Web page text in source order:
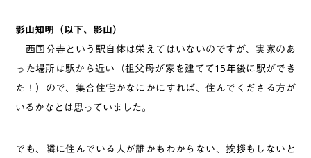
影山知明（以下、影山）
西国分寺という駅自体は栄えてはいないのですが、実家のあ
った場所は駅から近い（祖父母が家を建てて15年後に駅ができ
た！）ので、集合住宅かなにかにすれば、住んでくださる方が
いるかなとは思っていました。
でも、隣に住んでいる人が誰かもわからない、挨拶もしないと